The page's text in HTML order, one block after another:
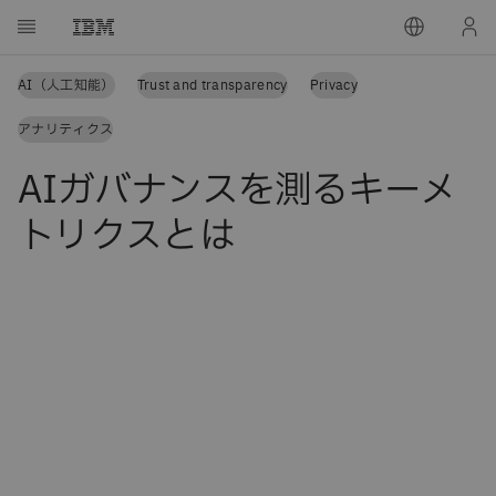
AI（人工知能） Trust and transparency Privacy
アナリティクス
AIガバナンスを測るキーメ
トリクスとは